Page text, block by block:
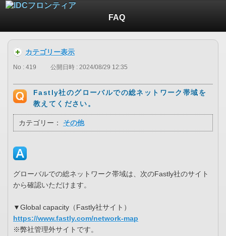
FAQ
カテゴリー表示
No : 419 公開日時 : 2024/08/29 12:35
Fastly社のグローバルでの総ネットワーク帯域を
教えてください。
カテゴリー： その他
グローバルでの総ネットワーク帯域は、次のFastly社のサイト
から確認いただけます。
▼Global capacity（Fastly社サイト）
https://www.fastly.com/network-map
※弊社管理外サイトです。